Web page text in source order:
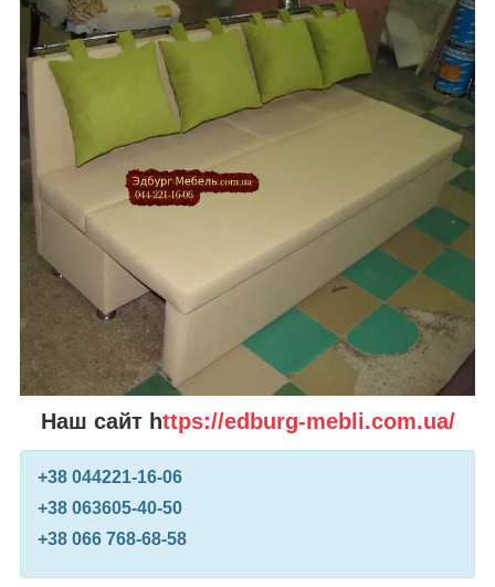
Наш сайт https://edburg-mebli.com.ua/
+38 044221-16-06
+38 063605-40-50
+38 066 768-68-58